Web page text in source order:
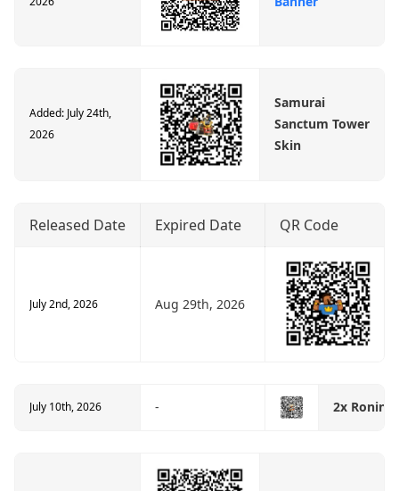
Added: July 24th,
2026
Samurai
Sanctum Tower
Skin
Released Date Expired Date QR Code
July 2nd, 2026 Aug 29th, 2026
July 10th, 2026 - 2x Ronin